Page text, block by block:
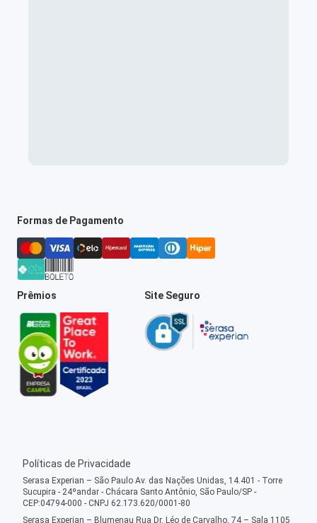
Formas de Pagamento
Prêmios Site Seguro
Políticas de Privacidade
Serasa Experian – São Paulo Av. das Nações Unidas, 14.401 - Torre
Sucupira - 24ºandar - Chácara Santo Antônio, São Paulo/SP -
CEP:04794-000 - CNPJ 62.173.620/0001-80
Serasa Experian – Blumenau Rua Dr. Léo de Carvalho, 74 – Sala 1105